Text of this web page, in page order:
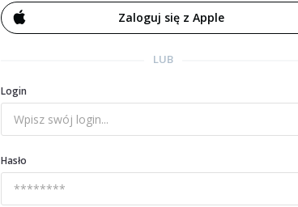
Zaloguj się z Apple
LUB
Login
Hasło